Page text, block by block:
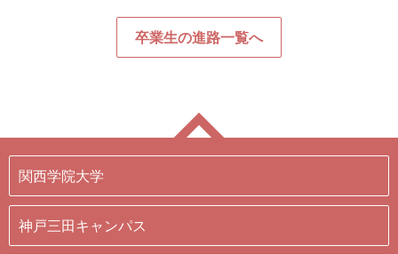
卒業生の進路一覧へ
関西学院大学
神戸三田キャンパス